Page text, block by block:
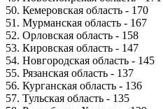
50. Кемеровская область - 170
51. Мурманская область - 167
52. Орловская область - 158
53. Кировская область - 147
54. Новгородская область - 145
55. Рязанская область - 137
56. Курганская область - 136
57. Тульская область - 135